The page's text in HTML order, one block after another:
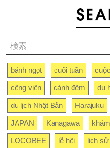
bánh ngọt cuối tuần
công viên cảnh đêm du
du lịch Nhật Bản Harajuku
JAPAN Kanagawa
LOCOBEE lễ hội lịch sử